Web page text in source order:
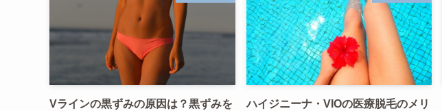
Vラインの黒ずみの原因は？黒ずみを
ハイジニーナ・VIOの医療脱毛のメリ